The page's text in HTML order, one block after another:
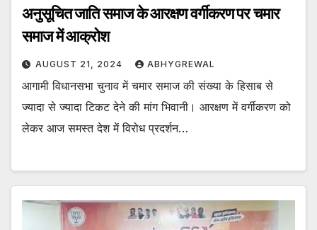
अनुसूचित जाति समाज के आरक्षण वर्गीकरण पर चमार
समाज में आक्रोश
AUGUST 21, 2024 ABHYGREWAL
आगामी विधानसभा चुनाव में चमार समाज की संख्या के हिसाब से
ज्यादा से ज्यादा टिकट देने की मांग भिवानी। आरक्षण में वर्गीकरण को
लेकर आज समस्त देश में विरोध प्रदर्शन…